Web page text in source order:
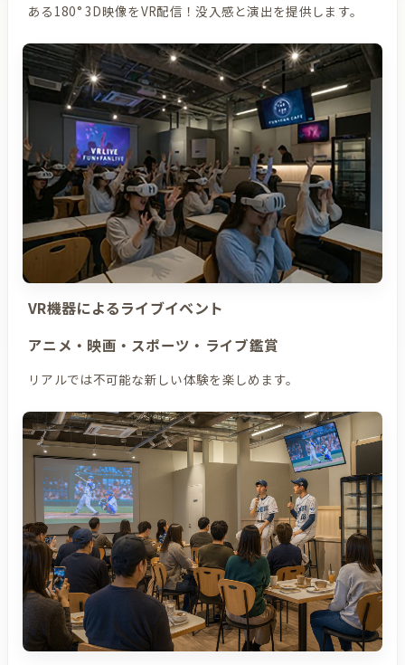
ある180° 3D映像をVR配信！没入感と演出を提供します。
VR機器によるライブイベント
アニメ・映画・スポーツ・ライブ鑑賞
リアルでは不可能な新しい体験を楽しめます。